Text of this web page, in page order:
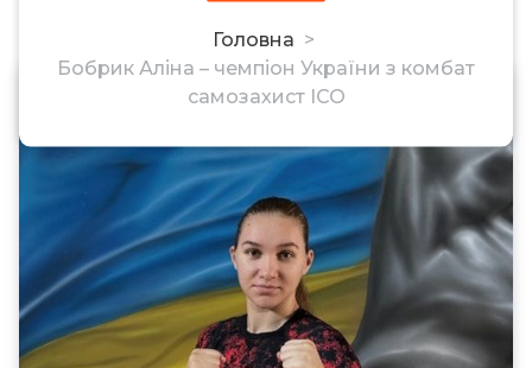
Головна >
Бобрик Аліна – чемпіон України з комбат
самозахист ІСО